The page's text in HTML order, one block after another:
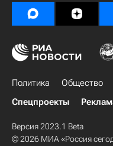
Политика Общество
Спецпроекты
Версия 2023.1 Beta
© 2026 МИА «Россия